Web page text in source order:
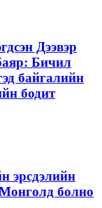
Дээвэр
Бичил
байгалийн
бодит
эрсдэлийн
болно